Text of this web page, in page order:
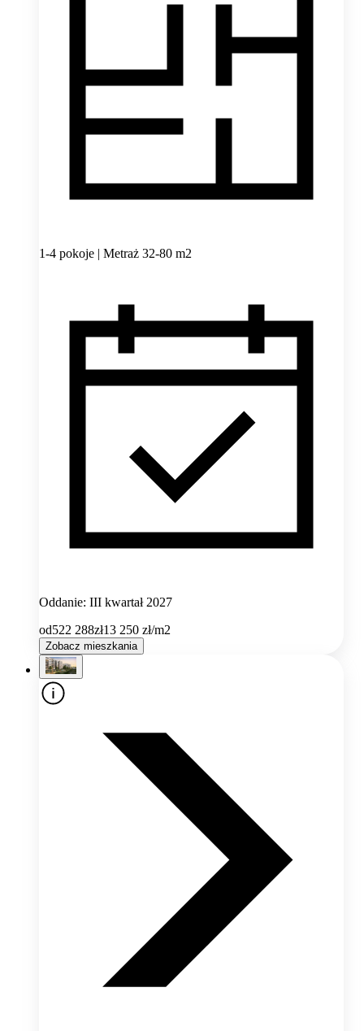
1-4 pokoje | Metraż 32-80 m2
Oddanie: III kwartał 2027
od522 288zł13 250 zł/m2
Zobacz mieszkania